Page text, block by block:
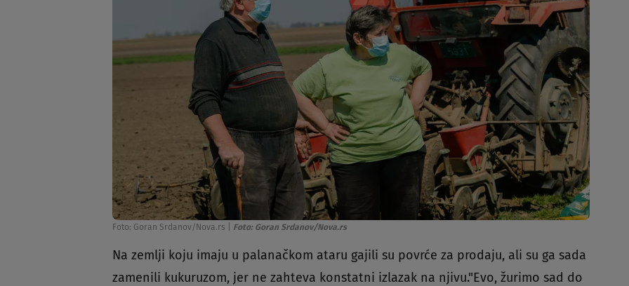
Foto: Goran Srdanov/Nova.rs Foto: Goran Srdanov/Nova.rs
Na zemlji koju imaju u palanačkom ataru gajili su povrće za prodaju, ali su ga sada
zamenili kukuruzom, jer ne zahteva konstatni izlazak na njivu."Evo, žurimo sad do